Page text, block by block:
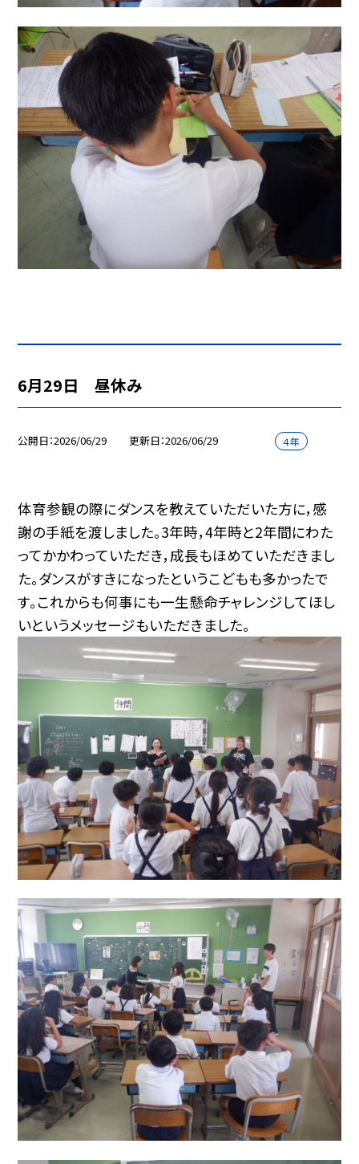
6月29日 昼休み
公開日 2026/06/29 更新日 2026/06/29 ４年
体育参観の際にダンスを教えていただいた方に，感
謝の手紙を渡しました。3年時，4年時と2年間にわた
ってかかわっていただき，成長もほめていただきまし
た。ダンスがすきになったというこどもも多かったで
す。これからも何事にも一生懸命チャレンジしてほし
いというメッセージもいただきました。